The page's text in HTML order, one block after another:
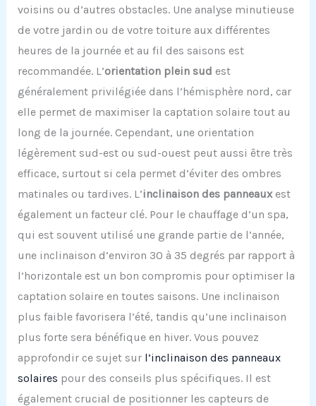
voisins ou d’autres obstacles. Une analyse minutieuse
de votre jardin ou de votre toiture aux différentes
heures de la journée et au fil des saisons est
recommandée. L’orientation plein sud est
généralement privilégiée dans l’hémisphère nord, car
elle permet de maximiser la captation solaire tout au
long de la journée. Cependant, une orientation
légèrement sud-est ou sud-ouest peut aussi être très
efficace, surtout si cela permet d’éviter des ombres
matinales ou tardives. L’inclinaison des panneauxest
également un facteur clé. Pour le chauffage d’un spa,
qui est souvent utilisé une grande partie de l’année,
une inclinaison d’environ 30 à 35 degrés par rapport à
l’horizontale est un bon compromis pour optimiser la
captation solaire en toutes saisons. Une inclinaison
plus faible favorisera l’été, tandis qu’une inclinaison
plus forte sera bénéfique en hiver. Vous pouvez
approfondir ce sujet sur l’inclinaison des panneaux
solaires pour des conseils plus spécifiques. Il est
également crucial de positionner les capteurs de